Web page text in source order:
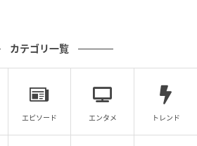
生30周年。この夏はポケモンたち
緑豊かな客室で過ごそう！
もっとみる
カテゴリ一覧
エピソード エンタメ トレンド